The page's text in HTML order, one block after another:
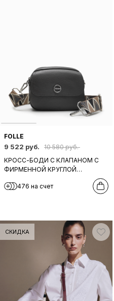
FOLLE
9 522 руб.
10 580 руб.
КРОСС-БОДИ C КЛАПАНОМ С
ФИРМЕННОЙ КРУГЛОЙ
ТКАНЕВЫМ РЕМНЕМ ОТ FOLLE В
476 на счет
СКИДКА